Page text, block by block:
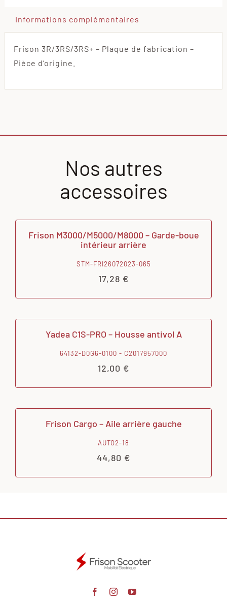
Informations complémentaires
Frison 3R/3RS/3RS+ – Plaque de fabrication –
Pièce d’origine.
Nos autres
accessoires
Frison M3000/M5000/M8000 – Garde-boue
intérieur arrière
STM-FRI26072023-065
17,28 €
Yadea C1S-PRO – Housse antivol A
64132-D0G6-0100 - C2017957000
12,00 €
Frison Cargo – Aile arrière gauche
AUTO2-18
44,80 €